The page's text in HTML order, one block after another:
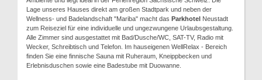
Lage unseres Hauses direkt am großen Stadtpark und neben der
Wellness- und Badelandschaft "Mariba" macht das Parkhotel Neustadt
zum Reiseziel für eine individuelle und ungezwungene Urlaubsgestaltung.
Alle Zimmer sind ausgestattet mit Bad/Dusche/WC, SAT-TV, Radio mit
Wecker, Schreibtisch und Telefon. Im hauseigenen WellRelax - Bereich
finden Sie eine finnische Sauna mit Ruheraum, Kneippbecken und
Erlebnisduschen sowie eine Badestube mit Duowanne.